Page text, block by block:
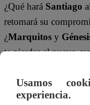
¿Qué hará Santiago
retomará su
¿Marquitos y
te pierdas el nuevo
continúa esta historia
sorprender!
Usamos
experiencia.